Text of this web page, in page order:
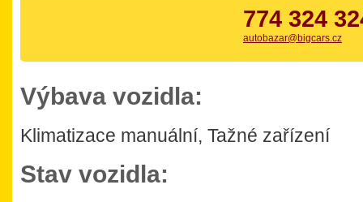
774 324
autobazar@bigcars.cz
Výbava vozidla:
Klimatizace manuální, Tažné zařízení
Stav vozidla: